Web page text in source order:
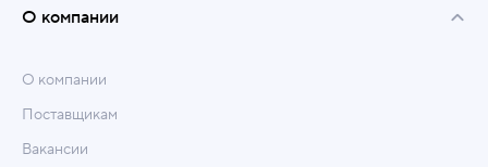
О компании
О компании
Поставщикам
Вакансии